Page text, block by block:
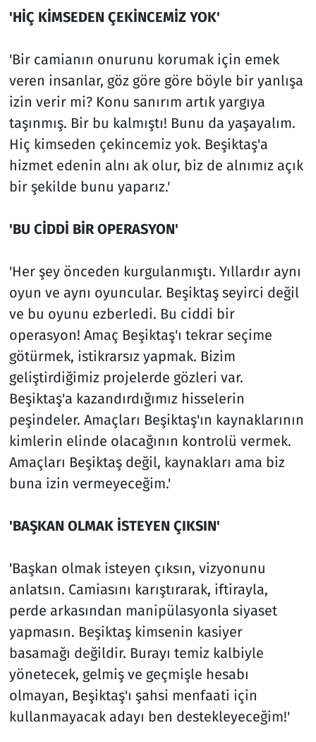
'HİÇ KİMSEDEN ÇEKİNCEMİZ YOK'
'Bir camianın onurunu korumak için emek
veren insanlar, göz göre göre böyle bir yanlışa
izin verir mi? Konu sanırım artık yargıya
taşınmış. Bir bu kalmıştı! Bunu da yaşayalım.
Hiç kimseden çekincemiz yok. Beşiktaş'a
hizmet edenin alnı ak olur, biz de alnımız açık
bir şekilde bunu yaparız.'
'BU CİDDİ BİR OPERASYON'
'Her şey önceden kurgulanmıştı. Yıllardır aynı
oyun ve aynı oyuncular. Beşiktaş seyirci değil
ve bu oyunu ezberledi. Bu ciddi bir
operasyon! Amaç Beşiktaş'ı tekrar seçime
götürmek, istikrarsız yapmak. Bizim
geliştirdiğimiz projelerde gözleri var.
Beşiktaş'a kazandırdığımız hisselerin
peşindeler. Amaçları Beşiktaş'ın kaynaklarının
kimlerin elinde olacağının kontrolü vermek.
Amaçları Beşiktaş değil, kaynakları ama biz
buna izin vermeyeceğim.'
'BAŞKAN OLMAK İSTEYEN ÇIKSIN'
'Başkan olmak isteyen çıksın, vizyonunu
anlatsın. Camiasını karıştırarak, iftirayla,
perde arkasından manipülasyonla siyaset
yapmasın. Beşiktaş kimsenin kasiyer
basamağı değildir. Burayı temiz kalbiyle
yönetecek, gelmiş ve geçmişle hesabı
olmayan, Beşiktaş'ı şahsi menfaati için
kullanmayacak adayı ben destekleyeceğim!'